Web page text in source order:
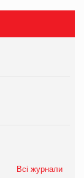
Всі журнали